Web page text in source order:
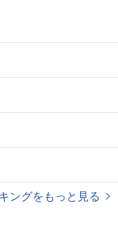
ングをもっと見る